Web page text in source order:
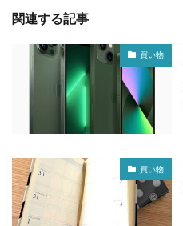
関連する記事
買い物
買い物